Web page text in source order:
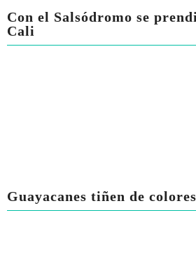
Con el Salsódromo se
Cali
Guayacanes tiñen de